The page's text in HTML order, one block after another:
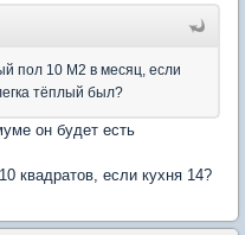
пол 10 М2 в месяц, если
тёплый был?
он будет есть
квадратов, если кухня 14?